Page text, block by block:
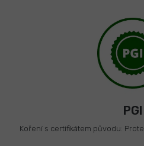
PGI
Koření s certifikátem původu: